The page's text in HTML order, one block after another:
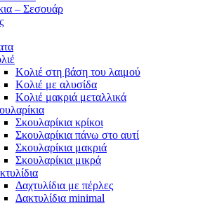
– Σεσουάρ
Κολιέ στη βάση του λαιμού
Κολιέ με αλυσίδα
Κολιέ μακριά μεταλλικά
Σκουλαρίκια κρίκοι
Σκουλαρίκια πάνω στο αυτί
Σκουλαρίκια μακριά
Σκουλαρίκια μικρά
Δαχτυλίδια με πέρλες
Δακτυλίδια minimal